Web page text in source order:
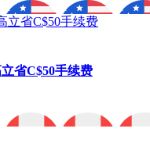
省C$50手续费